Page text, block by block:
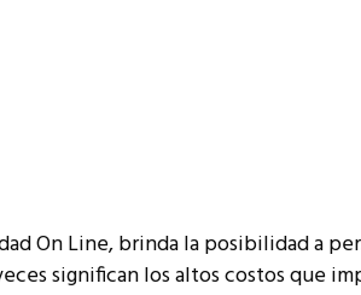
On Line, brinda la posibilidad a
significan los altos costos que